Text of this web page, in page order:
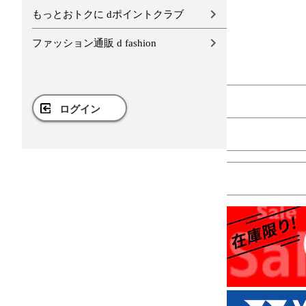
もっとおトクに dポイントクラブ
ファッション通販 d fashion
ログイン